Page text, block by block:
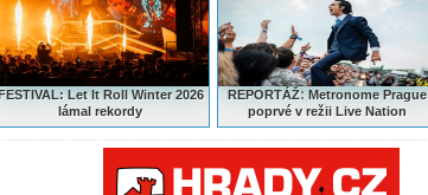
Let It Roll Winter 2026
lámal rekordy
REPORTÁŽ:Metronome Prague
poprvé v režii Live Nation